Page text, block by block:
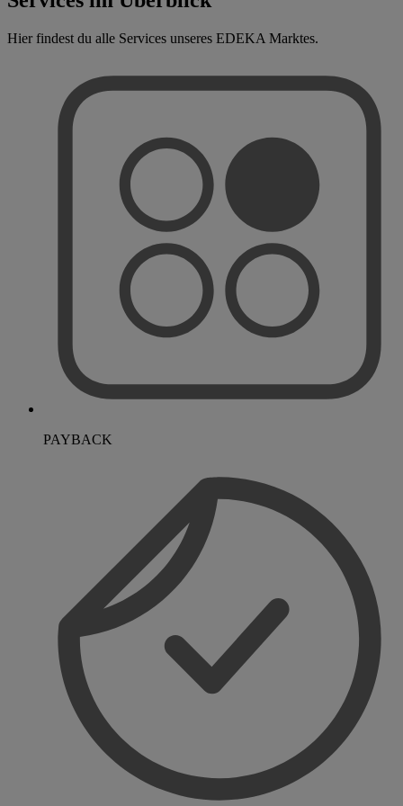
Hier findest du alle Services unseres EDEKA Marktes.
PAYBACK